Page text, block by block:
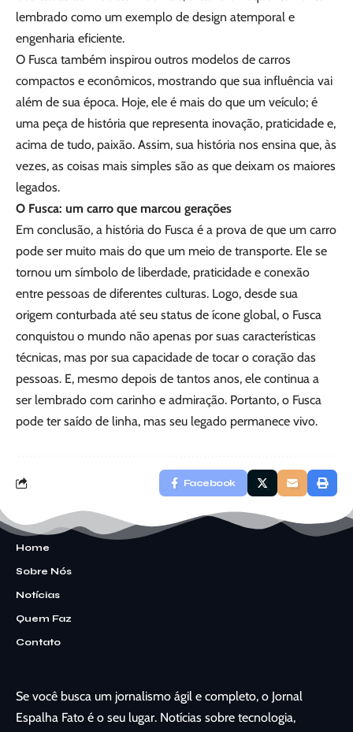
lembrado como um exemplo de design atemporal e
engenharia eficiente.
O Fusca também inspirou outros modelos de carros
compactos e econômicos, mostrando que sua influência vai
além de sua época. Hoje, ele é mais do que um veículo; é
uma peça de história que representa inovação, praticidade e,
acima de tudo, paixão. Assim, sua história nos ensina que, às
vezes, as coisas mais simples são as que deixam os maiores
legados.
O Fusca: um carro que marcou gerações
Em conclusão, a história do Fusca é a prova de que um carro
pode ser muito mais do que um meio de transporte. Ele se
tornou um símbolo de liberdade, praticidade e conexão
entre pessoas de diferentes culturas. Logo, desde sua
origem conturbada até seu status de ícone global, o Fusca
conquistou o mundo não apenas por suas características
técnicas, mas por sua capacidade de tocar o coração das
pessoas. E, mesmo depois de tantos anos, ele continua a
ser lembrado com carinho e admiração. Portanto, o Fusca
pode ter saído de linha, mas seu legado permanece vivo.
Facebook
Home
Sobre Nós
Notícias
Quem Faz
Contato
Se você busca um jornalismo ágil e completo, o Jornal
Espalha Fato é o seu lugar. Notícias sobre tecnologia,